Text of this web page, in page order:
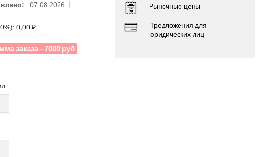
: 07.08.2026
0,00 ₽
заказа - 7000 руб
Рыночные цены
Предложения для
юридических лиц